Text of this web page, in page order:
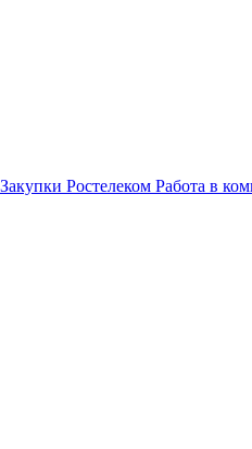
Закупки Ростелеком Работа в